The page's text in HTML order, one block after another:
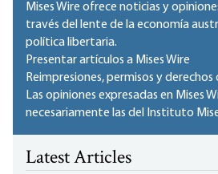
Mises Wire ofrece noticias y
través del lente de la economía
política libertaria.
Presentar artículos a Mises Wire
Reimpresiones, permisos y
Las opiniones expresadas en Mises
necesariamente las del Instituto
Latest Articles